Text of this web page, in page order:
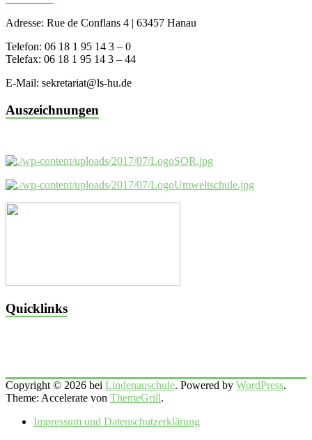
Adresse: Rue de Conflans 4 | 63457 Hanau
Telefon: 06 18 1 95 14 3 – 0
Telefax: 06 18 1 95 14 3 – 44
E-Mail: sekretariat@ls-hu.de
Auszeichnungen
Quicklinks
Copyright © 2026 bei Lindenauschule. Powered by WordPress.
Theme: Accelerate von ThemeGrill.
Impressum und Datenschutzerklärung